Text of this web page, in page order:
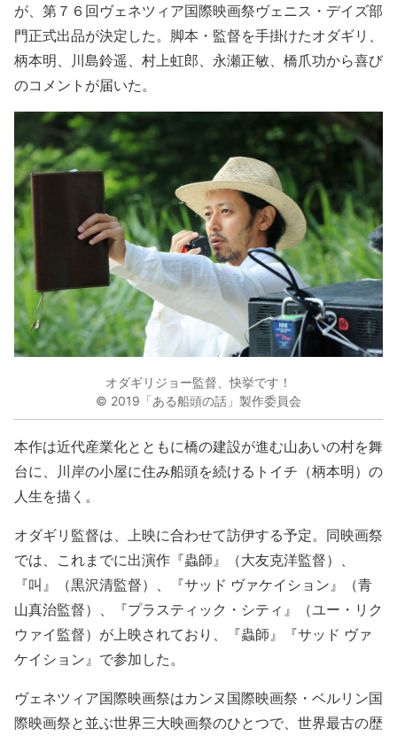
が、第７６回ヴェネツィア国際映画祭ヴェニス・デイズ部
門正式出品が決定した。脚本・監督を手掛けたオダギリ、
柄本明、川島鈴遥、村上虹郎、永瀬正敏、橋爪功から喜び
のコメントが届いた。
オダギリジョー監督、快挙です！
© 2019「ある船頭の話」製作委員会
本作は近代産業化とともに橋の建設が進む山あいの村を舞
台に、川岸の小屋に住み船頭を続けるトイチ（柄本明）の
人生を描く。
オダギリ監督は、上映に合わせて訪伊する予定。同映画祭
では、これまでに出演作『蟲師』（大友克洋監督）、
『叫』（黒沢清監督）、『サッド ヴァケイション』（青
山真治監督）、『プラスティック・シティ』（ユー・リク
ウァイ監督）が上映されており、『蟲師』『サッド ヴァ
ケイション』で参加した。
ヴェネツィア国際映画祭はカンヌ国際映画祭・ベルリン国
際映画祭と並ぶ世界三大映画祭のひとつで、世界最古の歴